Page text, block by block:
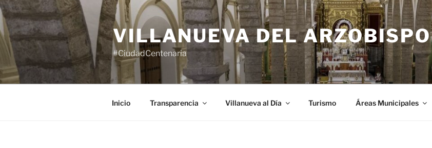
Saltar
al
contenido
VILLANUEVA DEL ARZOBISPO
#CiudadCentenaria
Inicio Transparencia Villanueva al Día Turismo Áreas Municipales